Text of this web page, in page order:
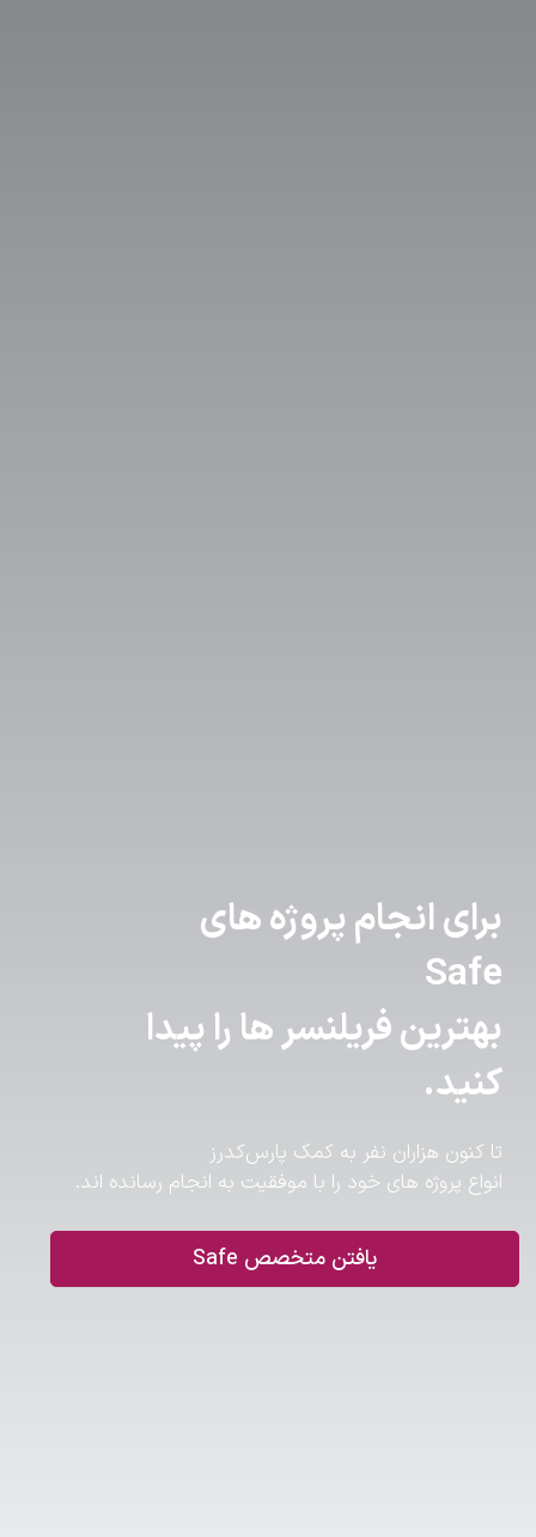
برای انجام پروژه های
Safe
بهترین فریلنسر ها را پیدا
کنید.
تا کنون هزاران نفر به کمک پارس‌کدرز
انواع پروژه های خود را با موفقیت به انجام رسانده اند.
یافتن متخصص Safe